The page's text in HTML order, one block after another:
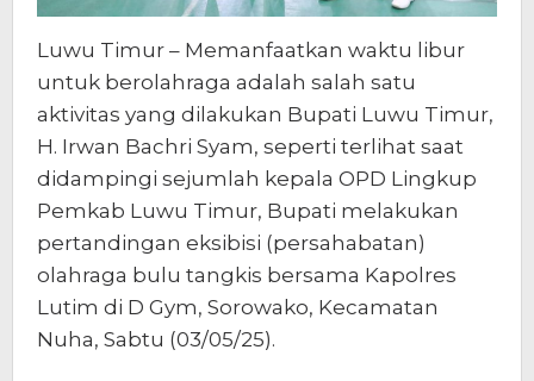
Luwu Timur – Memanfaatkan waktu libur
untuk berolahraga adalah salah satu
aktivitas yang dilakukan Bupati Luwu Timur,
H. Irwan Bachri Syam, seperti terlihat saat
didampingi sejumlah kepala OPD Lingkup
Pemkab Luwu Timur, Bupati melakukan
pertandingan eksibisi (persahabatan)
olahraga bulu tangkis bersama Kapolres
Lutim di D Gym, Sorowako, Kecamatan
Nuha, Sabtu (03/05/25).